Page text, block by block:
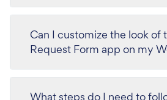
Can I customize the look of
Request Form app on my
What steps do I need to